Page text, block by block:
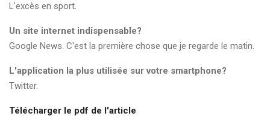
L'excès en sport.
Un site internet indispensable?
Google News. C'est la première chose que je regarde le matin.
L'application la plus utilisée sur votre smartphone?
Twitter.
Télécharger le pdf de l'article